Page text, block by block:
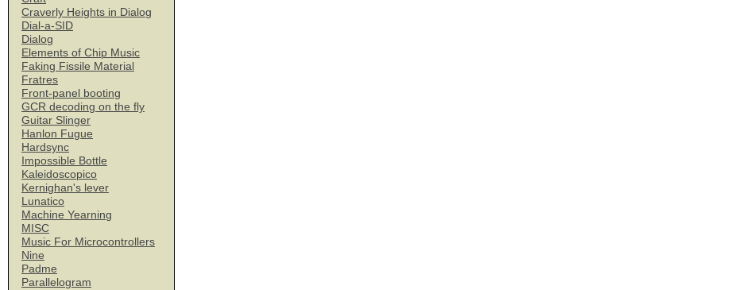
Craverly Heights in Dialog
Dial-a-SID
Dialog
Elements of Chip Music
Faking Fissile Material
Fratres
Front-panel booting
GCR decoding on the fly
Guitar Slinger
Hanlon Fugue
Hardsync
Impossible Bottle
Kaleidoscopico
Kernighan's lever
Lunatico
Machine Yearning
MISC
Music For Microcontrollers
Nine
Padme
Parallelogram